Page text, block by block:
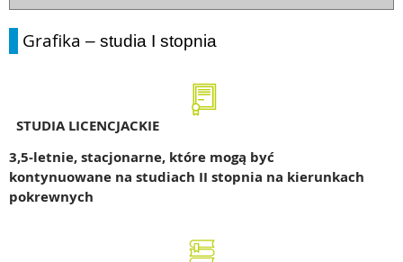
Grafika – studia I stopnia
STUDIA LICENCJACKIE
3,5-letnie, stacjonarne, które mogą być
kontynuowane na studiach II stopnia na kierunkach
pokrewnych